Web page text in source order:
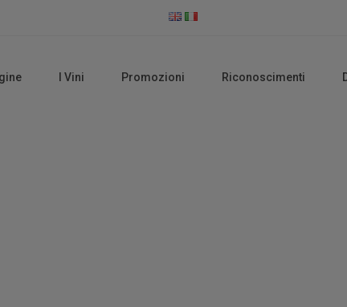
I Vini Promozioni Riconoscimenti